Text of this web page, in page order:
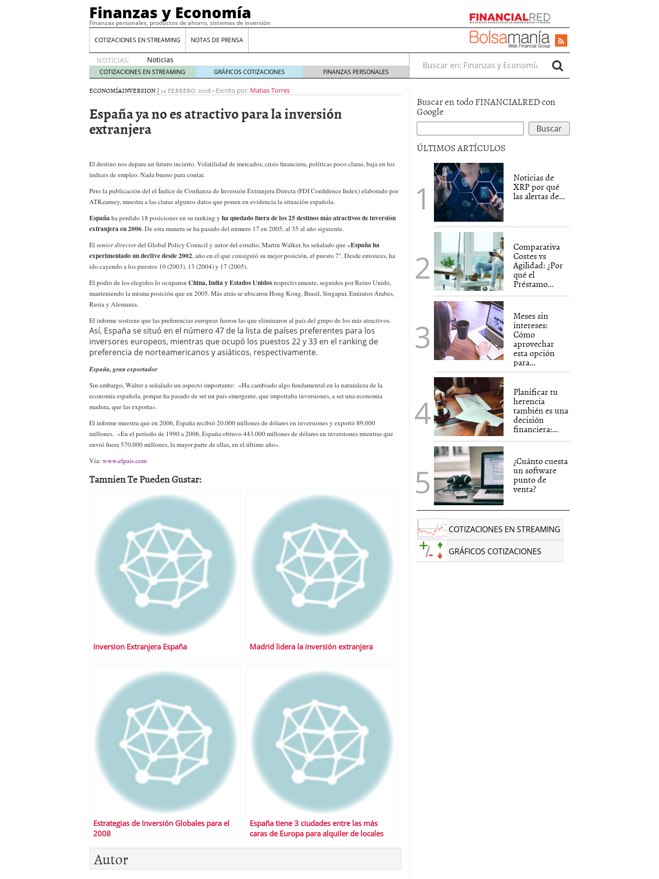
Finanzas y Economía
Finanzas personales, productos de ahorro, sistemas de inversión
COTIZACIONES EN STREAMING NOTAS DE PRENSA
NOTICIAS:
Noticias
de XRP
por qué
las
whales
suelen
de 2026
Comparativa Costes vs Agilidad: ¿Por qué el Préstamo Promotor privado
acelera la rentabilidad? 12 de diciembre de 2025
Meses sin intereses: Cómo aprovechar esta opción para gestionar tus
compras 24 de noviembre de 2025
Planificar tu herencia también es una decisión financiera: cómo anticiparte
a los costes 21 de noviembre de 2025
COTIZACIONES EN STREAMING GRÁFICOS COTIZACIONES FINANZAS PERSONALES
Buscar en:
ECONOMÍAINVERSION | 14 FEBRERO, 2008- Escrito por: Matias Torres
España ya no es atractivo para la inversión
extranjera
El destino nos depara un futuro incierto. Volatilidad de mercados, crisis financiera, políticas poco claras, baja en los
índices de empleo. Nada bueno para contar.
Pero la publicación del el Índice de Confianza de Inversión Extranjera Directa (FDI Confidence Index) elaborado por
ATKearney, muestra a las claras algunos datos que ponen en evidencia la situación española.
Españaha perdido 18 posiciones en su ranking y ha quedado fuera de los 25 destinos más atractivos de inversión
extranjera en 2006. De esta manera se ha pasado del número 17 en 2005, al 35 al año siguiente.
El senior directordel Global Policy Council y autor del estudio, Martin Walker, ha señalado que «España ha
experimentado un declive desde 2002, año en el que consiguió su mejor posición, el puesto 7″. Desde entonces, ha
ido cayendo a los puestos 10 (2003), 13 (2004) y 17 (2005).
El podio de los elegidos lo ocuparonChina, India y Estados Unidosrespectivamente, seguidos por Reino Unido,
manteniendo la misma posición que en 2005. Más atrás se ubicaron Hong Kong, Brasil, Singapur, Emiratos Árabes,
Rusia y Alemania.
El informe sostiene que las preferencias europeas fueron las que eliminaron al país del grupo de los más atractivos.
Así, España se situó en el número 47 de la lista de países preferentes para los
inversores europeos, mientras que ocupó los puestos 22 y 33 en el ranking de
preferencia de norteamericanos y asiáticos, respectivamente.
España, gran exportador
Sin embargo, Walter a señalado un aspecto importante: «Ha cambiado algo fundamental en la naturaleza de la
economía española, porque ha pasado de ser un país emergente, que importaba inversiones, a ser una economía
madura, que las exporta».
El informe muestra que en 2006, España recibió 20.000 millones de dólares en inversiones y exportó 89.000
millones. «En el período de 1990 a 2006, España obtuvo 443.000 millones de dólares en inversiones mientras que
envió fuera 570.000 millones, la mayor parte de ellas, en el último año».
Vía: www.elpais.com
Tamnien Te Pueden Gustar:
Inversion Extranjera España Madrid lidera la inversión extranjera
Estrategias de Inversión Globales para el
2008
España tiene 3 ciudades entre las más
caras de Europa para alquiler de locales
Autor
Buscar en todo FINANCIALRED con
Google
ÚLTIMOS ARTÍCULOS
Noticias de
XRP por qué
las alertas de...
Comparativa
Costes vs
Agilidad: ¿Por
qué el
Préstamo...
Meses sin
intereses:
Cómo
aprovechar
esta opción
para...
Planificar tu
herencia
también es una
decisión
financiera:...
¿Cuánto cuesta
un software
punto de
venta?
COTIZACIONES EN STREAMING
GRÁFICOS COTIZACIONES